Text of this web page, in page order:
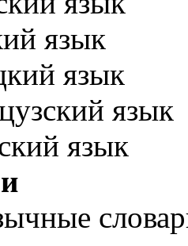
язык
язык
язык
язык